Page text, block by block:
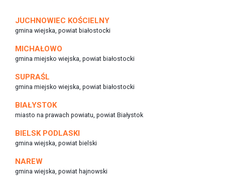
JUCHNOWIEC KOŚCIELNY
gmina wiejska, powiat białostocki
MICHAŁOWO
gmina miejsko wiejska, powiat białostocki
SUPRAŚL
gmina miejsko wiejska, powiat białostocki
BIAŁYSTOK
miasto na prawach powiatu, powiat Białystok
BIELSK PODLASKI
gmina wiejska, powiat bielski
NAREW
gmina wiejska, powiat hajnowski